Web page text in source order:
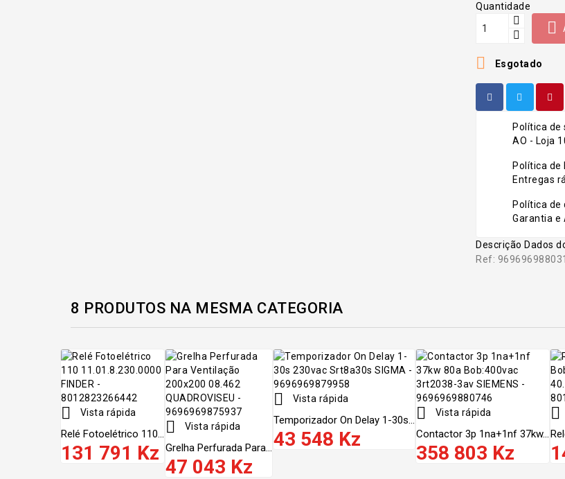
Quantidade

 Esgotado
Política de
AO - Loja
Política de
Entregas
Política de
Garantia e
Descrição Dados
Ref:
8 PRODUTOS NA MESMA CATEGORIA
 Vista rápida
Relé Fotoelétrico 110...
131 791 Kz
 Vista rápida
Grelha Perfurada Para...
47 043 Kz
 Vista rápida
Temporizador On Delay 1-30s...
43 548 Kz
 Vista rápida
Contactor 3p 1na+1nf 37kw...
358 803 Kz
